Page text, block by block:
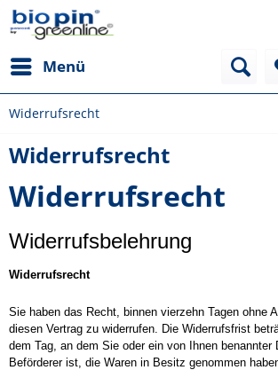
Menü
Widerrufsrecht
Widerrufsrecht
Widerrufsrecht
Widerrufsbelehrung
Widerrufsrecht
Sie haben das Recht, binnen vierzehn Tagen ohne
diesen Vertrag zu widerrufen. Die Widerrufsfrist
dem Tag, an dem Sie oder ein von Ihnen benannter
Beförderer ist, die Waren in Besitz genommen